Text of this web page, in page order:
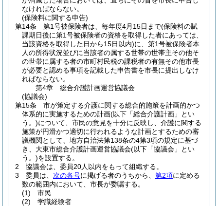
なければならない。
(保険料に関する申告)
第14条
第1号被保険者は、毎年度4月15日まで(保険料の賦
課期日後に第1号被保険者の資格を取得した者にあっては、
当該資格を取得した日から15日以内)に、第1号被保険者本
人の所得状況並びに当該者の属する世帯の世帯主その他そ
の世帯に属する者の市町村民税の課税者の有無その他市長
が必要と認める事項を記載した申告書を市長に提出しなけ
ればならない。
第4章
総合介護計画運営協議会
(協議会)
第15条
市が策定する介護に関する総合的施策を計画的かつ
体系的に実施するための計画(以下「総合介護計画」とい
う。)について、市民の意見を十分に反映し、介護に関する
施策が円滑かつ適切に行われるような計画とするための審
議機関として、地方自治法第138条の4第3項の規定に基づ
き、大東市総合介護計画運営協議会(以下「協議会」とい
う。)を設置する。
2
協議会は、委員20人以内をもって組織する。
3
委員は、 次の各号に掲げる者のうちから、 第2項に定める
数の範囲内において、市長が委嘱する。
(1)
市民
(2)
学識経験者